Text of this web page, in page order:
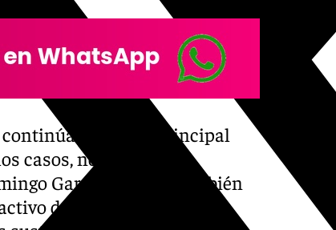
continúa siendo el principal
casos, no es el único
García Aguilar, también
de origen natural), la